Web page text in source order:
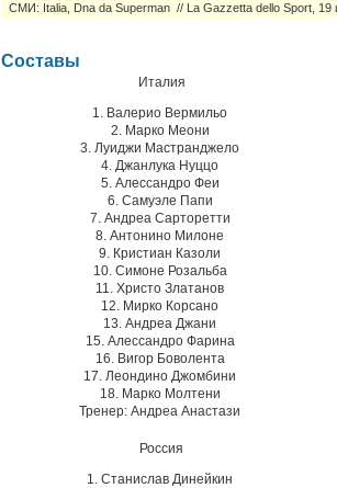
СМИ: Italia, Dna da Superman // La Gazzetta dello Sport, 19
Составы
Италия
1. Валерио Вермильо
2. Марко Меони
3. Луиджи Мастранджело
4. Джанлука Нуццо
5. Алессандро Феи
6. Самуэле Папи
7. Андреа Сарторетти
8. Антонино Милоне
9. Кристиан Казоли
10. Симоне Розальба
11. Христо Златанов
12. Мирко Корсано
13. Андреа Джани
15. Алессандро Фарина
16. Вигор Боволента
17. Леондино Джомбини
18. Марко Молтени
Тренер: Андреа Анастази
Россия
1. Станислав Динейкин